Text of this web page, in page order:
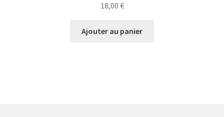
18,00 €
Ajouter au panier